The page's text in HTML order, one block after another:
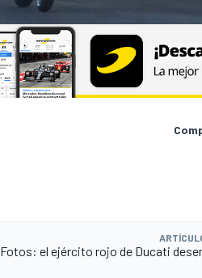
Fotos: el ejército rojo de Ducati